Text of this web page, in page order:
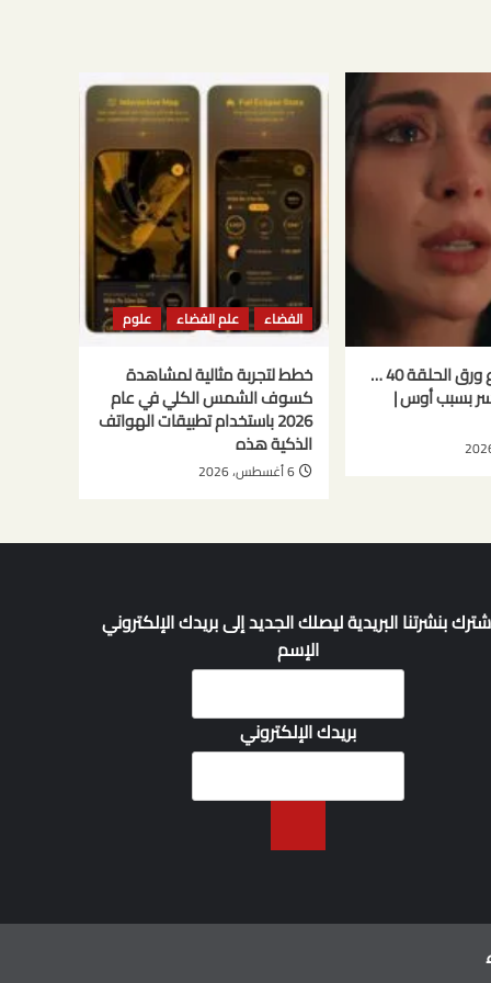
مسلسل حب ع ورق الحلقة 40 …
بسبب أوس |
الفضاء علم الفضاء علوم
خطط لتجربة مثالية لمشاهدة
كسوف الشمس الكلي في عام
2026 باستخدام تطبيقات الهواتف
الذكية هذه
6 أغسطس، 2026
بنشرتنا البريدية ليصلك الجديد إلى بريدك الإلكتروني
الإسم
بريدك الإلكتروني